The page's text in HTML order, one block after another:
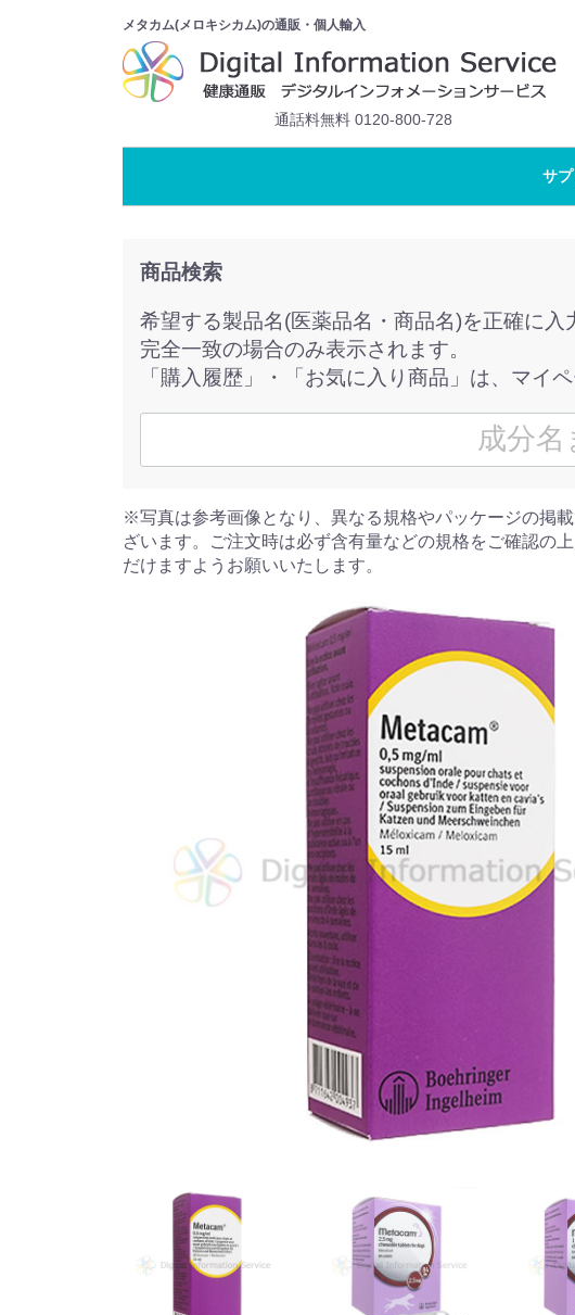
メタカム(メロキシカム)の通販・個人輸入
通話料無料 0120-800-728
サ
商品検索
希望する製品名(医薬品名・商品名)を正確に入
完全一致の場合のみ表示されます。
「購入履歴」・「お気に入り商品」は、マイ
※写真は参考画像となり、異なる規格やパッケージの掲
ざいます。ご注文時は必ず含有量などの規格をご確認の
だけますようお願いいたします。